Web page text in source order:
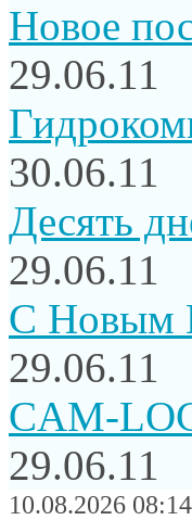
Новое
29.06.11
30.06.11
Десять
29.06.11
C Новым
29.06.11
CAM-
29.06.11
10.08.2026 08:14